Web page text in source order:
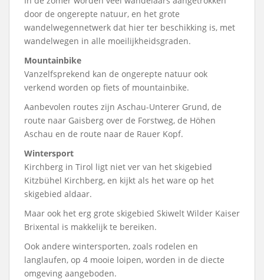
door de ongerepte natuur, en het grote
wandelwegennetwerk dat hier ter beschikking is, met
wandelwegen in alle moeilijkheidsgraden.
Mountainbike
Vanzelfsprekend kan de ongerepte natuur ook
verkend worden op fiets of mountainbike.
Aanbevolen routes zijn Aschau-Unterer Grund, de
route naar Gaisberg over de Forstweg, de Höhen
Aschau en de route naar de Rauer Kopf.
Wintersport
Kirchberg in Tirol ligt niet ver van het skigebied
Kitzbühel Kirchberg, en kijkt als het ware op het
skigebied aldaar.
Maar ook het erg grote skigebied Skiwelt Wilder Kaiser
Brixental is makkelijk te bereiken.
Ook andere wintersporten, zoals rodelen en
langlaufen, op 4 mooie loipen, worden in de diecte
omgeving aangeboden.